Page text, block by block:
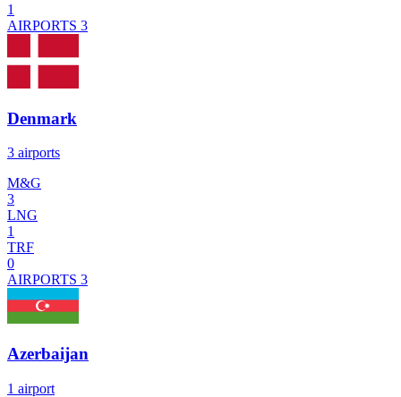
1
AIRPORTS 3
Denmark
3 airports
M&G
3
LNG
1
TRF
0
AIRPORTS 3
Azerbaijan
1 airport